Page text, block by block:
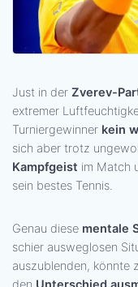
Just in der Zverev-
extremer
Turniergewinner kein
sich aber trotz
Kampfgeist im Match
sein bestes Tennis.
Genau diese mentale
schier ausweglosen
auszublenden, könnte